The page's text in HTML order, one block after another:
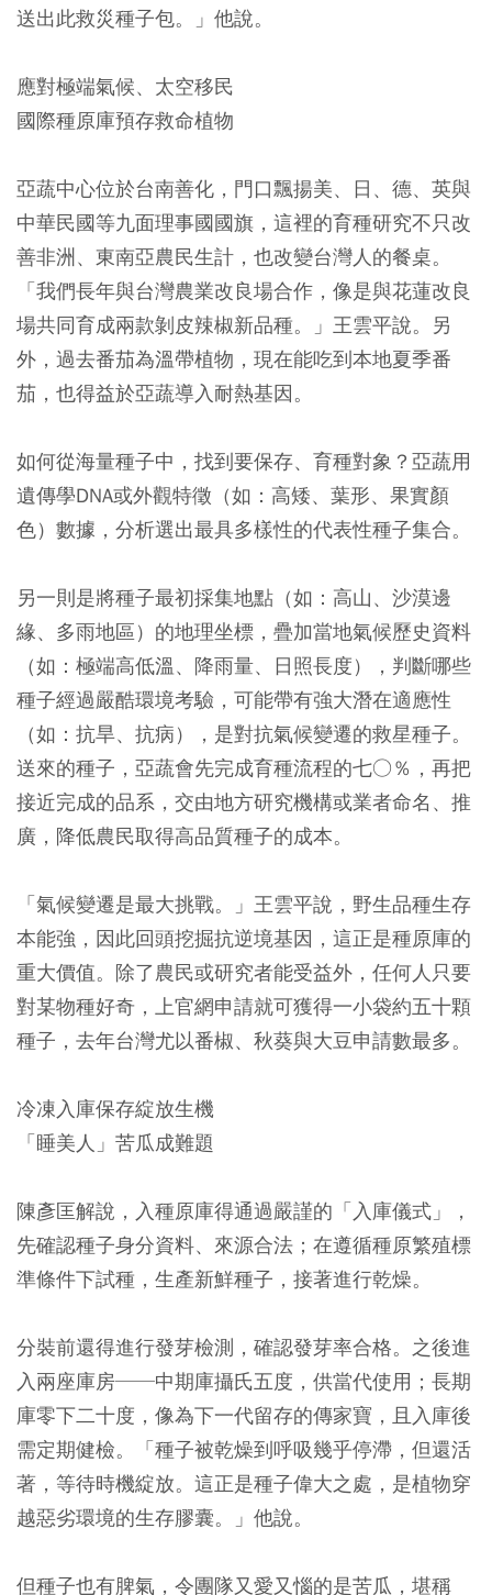
送出此救災種子包。」他說。
應對極端氣候、太空移民
國際種原庫預存救命植物
亞蔬中心位於台南善化，門口飄揚美、日、德、英與
中華民國等九面理事國國旗，這裡的育種研究不只改
善非洲、東南亞農民生計，也改變台灣人的餐桌。
「我們長年與台灣農業改良場合作，像是與花蓮改良
場共同育成兩款剝皮辣椒新品種。」王雲平說。另
外，過去番茄為溫帶植物，現在能吃到本地夏季番
茄，也得益於亞蔬導入耐熱基因。
如何從海量種子中，找到要保存、育種對象？亞蔬用
遺傳學DNA或外觀特徵（如：高矮、葉形、果實顏
色）數據，分析選出最具多樣性的代表性種子集合。
另一則是將種子最初採集地點（如：高山、沙漠邊
緣、多雨地區）的地理坐標，疊加當地氣候歷史資料
（如：極端高低溫、降雨量、日照長度），判斷哪些
種子經過嚴酷環境考驗，可能帶有強大潛在適應性
（如：抗旱、抗病），是對抗氣候變遷的救星種子。
送來的種子，亞蔬會先完成育種流程的七○％，再把
接近完成的品系，交由地方研究機構或業者命名、推
廣，降低農民取得高品質種子的成本。
「氣候變遷是最大挑戰。」王雲平說，野生品種生存
本能強，因此回頭挖掘抗逆境基因，這正是種原庫的
重大價值。除了農民或研究者能受益外，任何人只要
對某物種好奇，上官網申請就可獲得一小袋約五十顆
種子，去年台灣尤以番椒、秋葵與大豆申請數最多。
冷凍入庫保存綻放生機
「睡美人」苦瓜成難題
陳彥匡解說，入種原庫得通過嚴謹的「入庫儀式」，
先確認種子身分資料、來源合法；在遵循種原繁殖標
準條件下試種，生產新鮮種子，接著進行乾燥。
分裝前還得進行發芽檢測，確認發芽率合格。之後進
入兩座庫房──中期庫攝氏五度，供當代使用；長期
庫零下二十度，像為下一代留存的傳家寶，且入庫後
需定期健檢。「種子被乾燥到呼吸幾乎停滯，但還活
著，等待時機綻放。這正是種子偉大之處，是植物穿
越惡劣環境的生存膠囊。」他說。
但種子也有脾氣，令團隊又愛又惱的是苦瓜，堪稱